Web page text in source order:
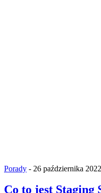
Porady - 26 października
Co to jest Staging